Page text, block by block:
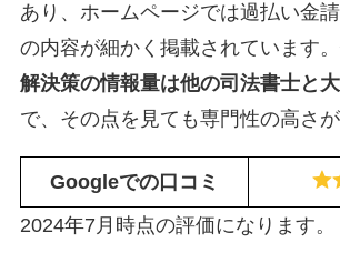
あり、ホームページでは過払い金
の内容が細かく掲載されています。
解決策の情報量は他の司法書士と
で、その点を見ても専門性の高さが
Googleでの口コミ
2024年7月時点の評価になります。